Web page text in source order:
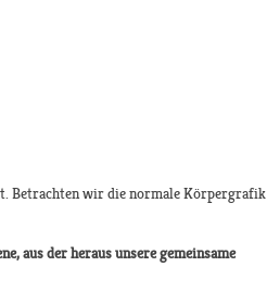
Betrachten wir die normale Körpergrafik
aus der heraus unsere gemeinsame